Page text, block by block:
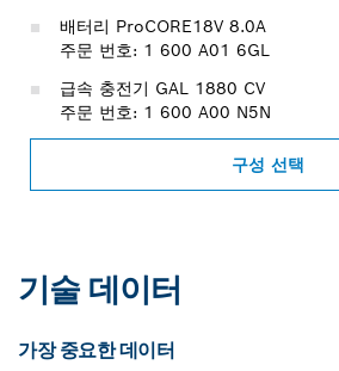
배터리 ProCORE18V 8.0A
주문 번호: 1 600 A01 6GL
급속 충전기 GAL 1880 CV
주문 번호: 1 600 A00 N5N
구성 선택
기술 데이터
가장 중요한 데이터